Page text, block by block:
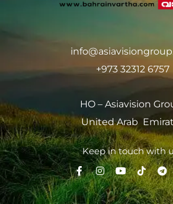
+973 32312 6757
HO – Asiavision
United Arab
Keep in touch with